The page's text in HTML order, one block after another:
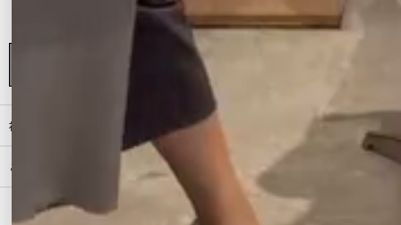
初めての方へ
ご利用ガイド（Q&A）
プライバシーポリシー 特定商取引法に基づく表記